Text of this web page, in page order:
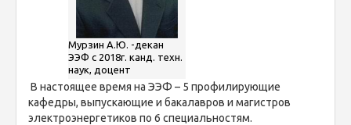
Мурзин А.Ю. -декан
ЭЭФ с 2018г. канд. техн.
наук, доцент
В настоящее время на ЭЭФ – 5 профилирующие
кафедры, выпускающие и бакалавров и магистров
электроэнергетиков по 6 специальностям.